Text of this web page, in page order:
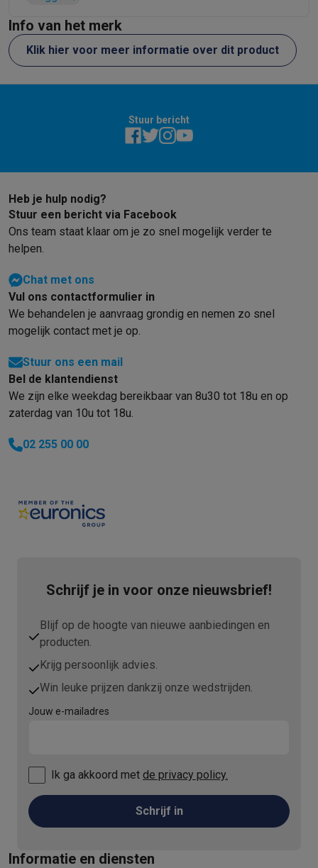
Info van het merk
Klik hier voor meer informatie over dit product
Stuur bericht
Heb je hulp nodig?
Stuur een bericht via Facebook
Ons team staat klaar om je zo snel mogelijk verder te
helpen.
Chat met ons
Vul ons contactformulier in
We behandelen je aanvraag grondig en nemen zo snel
mogelijk contact met je op.
Stuur ons een mail
Bel de klantendienst
We zijn elke weekdag bereikbaar van 8u30 tot 18u en op
zaterdag van 10u tot 18u.
02 255 00 00
Schrijf je in voor onze nieuwsbrief!
Blijf op de hoogte van nieuwe aanbiedingen en
producten.
Krijg persoonlijk advies.
Win leuke prijzen dankzij onze wedstrijden.
Jouw e-mailadres
Ik ga akkoord met de privacy policy.
Schrijf in
Informatie en diensten